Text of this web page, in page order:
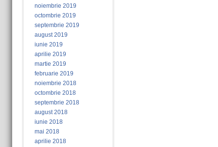
noiembrie 2019
octombrie 2019
septembrie 2019
august 2019
iunie 2019
aprilie 2019
martie 2019
februarie 2019
noiembrie 2018
octombrie 2018
septembrie 2018
august 2018
iunie 2018
mai 2018
aprilie 2018